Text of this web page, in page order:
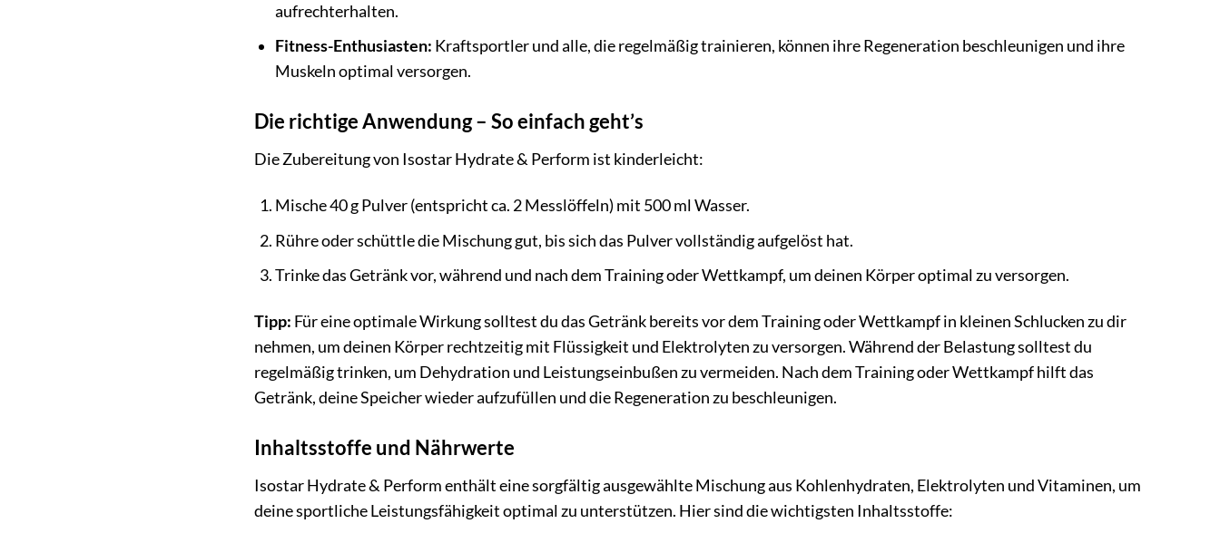
aufrechterhalten.
Fitness-Enthusiasten: Kraftsportler und alle, die regelmäßig trainieren, können ihre Regeneration beschleunigen und ihre
Muskeln optimal versorgen.
Die richtige Anwendung – So einfach geht’s
Die Zubereitung von Isostar Hydrate & Perform ist kinderleicht:
Mische 40 g Pulver (entspricht ca. 2 Messlöffeln) mit 500 ml Wasser.
Rühre oder schüttle die Mischung gut, bis sich das Pulver vollständig aufgelöst hat.
Trinke das Getränk vor, während und nach dem Training oder Wettkampf, um deinen Körper optimal zu versorgen.
Tipp: Für eine optimale Wirkung solltest du das Getränk bereits vor dem Training oder Wettkampf in kleinen Schlucken zu dir
nehmen, um deinen Körper rechtzeitig mit Flüssigkeit und Elektrolyten zu versorgen. Während der Belastung solltest du
regelmäßig trinken, um Dehydration und Leistungseinbußen zu vermeiden. Nach dem Training oder Wettkampf hilft das
Getränk, deine Speicher wieder aufzufüllen und die Regeneration zu beschleunigen.
Inhaltsstoffe und Nährwerte
Isostar Hydrate & Perform enthält eine sorgfältig ausgewählte Mischung aus Kohlenhydraten, Elektrolyten und Vitaminen, um
deine sportliche Leistungsfähigkeit optimal zu unterstützen. Hier sind die wichtigsten Inhaltsstoffe: